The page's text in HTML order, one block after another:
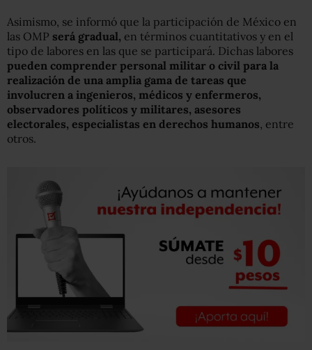
Asimismo, se informó que la participación de México en
las OMP será gradual, en términos cuantitativos y en el
tipo de labores en las que se participará. Dichas labores
pueden comprender personal militar o civil para la
realización de una amplia gama de tareas que
involucren a ingenieros, médicos y enfermeros,
observadores políticos y militares, asesores
electorales, especialistas en derechos humanos, entre
otros.